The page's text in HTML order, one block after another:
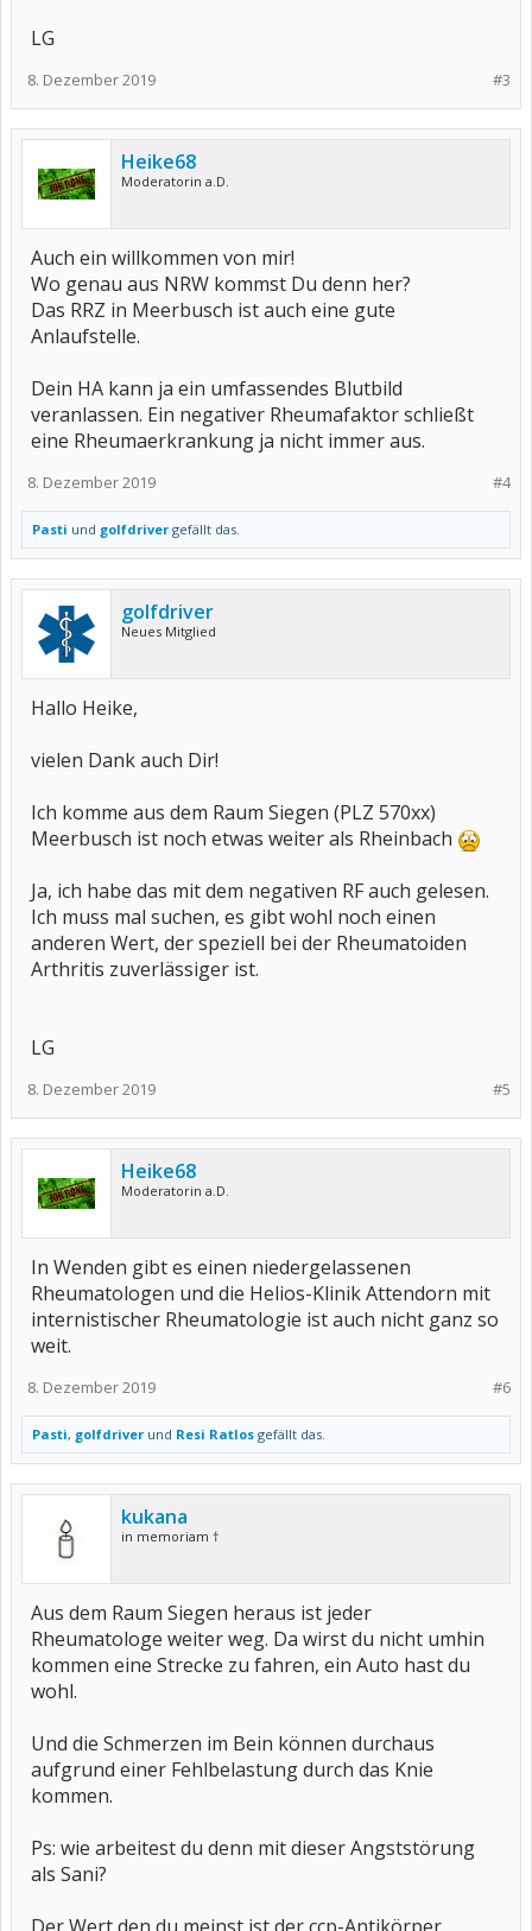
LG
#3
8. Dezember 2019
Heike68
Moderatorin a.D.
Auch ein willkommen von mir!
Wo genau aus NRW kommst Du denn her?
Das RRZ in Meerbusch ist auch eine gute
Anlaufstelle.
Dein HA kann ja ein umfassendes Blutbild
veranlassen. Ein negativer Rheumafaktor schließt
eine Rheumaerkrankung ja nicht immer aus.
#4
8. Dezember 2019
Pasti und golfdriver gefällt das.
golfdriver
Neues Mitglied
Hallo Heike,
vielen Dank auch Dir!
Ich komme aus dem Raum Siegen (PLZ 570xx)
Meerbusch ist noch etwas weiter als Rheinbach
Ja, ich habe das mit dem negativen RF auch gelesen.
Ich muss mal suchen, es gibt wohl noch einen
anderen Wert, der speziell bei der Rheumatoiden
Arthritis zuverlässiger ist.
LG
#5
8. Dezember 2019
Heike68
Moderatorin a.D.
In Wenden gibt es einen niedergelassenen
Rheumatologen und die Helios-Klinik Attendorn mit
internistischer Rheumatologie ist auch nicht ganz so
weit.
#6
8. Dezember 2019
Pasti, golfdriver und Resi Ratlos gefällt das.
kukana
in memoriam †
Aus dem Raum Siegen heraus ist jeder
Rheumatologe weiter weg. Da wirst du nicht umhin
kommen eine Strecke zu fahren, ein Auto hast du
wohl.
Und die Schmerzen im Bein können durchaus
aufgrund einer Fehlbelastung durch das Knie
kommen.
Ps: wie arbeitest du denn mit dieser Angststörung
als Sani?